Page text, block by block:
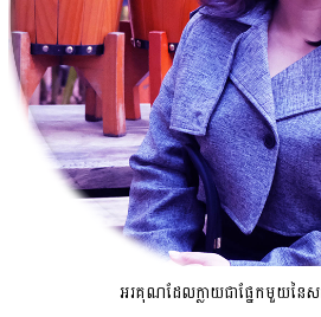
អរគុណដែលក្លាយជាផ្នែកមួយនៃសក